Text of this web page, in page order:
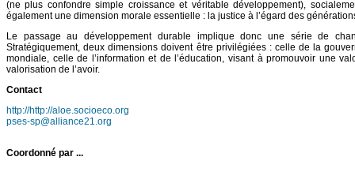
(ne plus confondre simple croissance et véritable développement),
également une dimension morale essentielle : la justice à l’égard des
Le passage au développement durable implique donc une série de
Stratégiquement, deux dimensions doivent être privilégiées : celle de la
mondiale, celle de l’information et de l’éducation, visant à promouvoir une
valorisation de l’avoir.
Contact
http://http://aloe.socioeco.org
pses-sp@alliance21.org
Coordonné par ...